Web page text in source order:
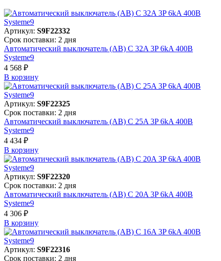
Артикул: S9F22332
Срок поставки: 2 дня
Автоматический выключатель (АВ) C 32A 3P 6kA 400В
Systeme9
4 568 ₽
В корзинy
Артикул: S9F22325
Срок поставки: 2 дня
Автоматический выключатель (АВ) C 25A 3P 6kA 400В
Systeme9
4 434 ₽
В корзинy
Артикул: S9F22320
Срок поставки: 2 дня
Автоматический выключатель (АВ) C 20A 3P 6kA 400В
Systeme9
4 306 ₽
В корзинy
Артикул: S9F22316
Срок поставки: 2 дня